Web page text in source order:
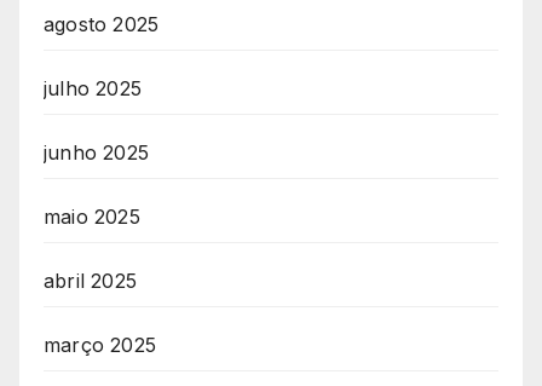
agosto 2025
julho 2025
junho 2025
maio 2025
abril 2025
março 2025